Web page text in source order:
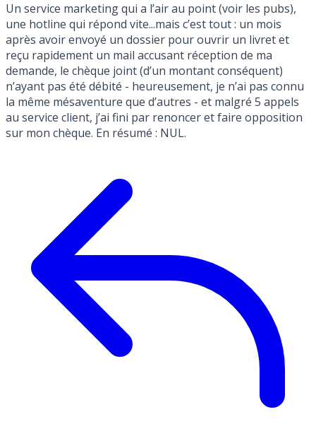
Un service marketing qui a l’air au point (voir les pubs),
une hotline qui répond vite...mais c’est tout : un mois
après avoir envoyé un dossier pour ouvrir un livret et
reçu rapidement un mail accusant réception de ma
demande, le chèque joint (d’un montant conséquent)
n’ayant pas été débité - heureusement, je n’ai pas connu
la même mésaventure que d’autres - et malgré 5 appels
au service client, j’ai fini par renoncer et faire opposition
sur mon chèque. En résumé : NUL.